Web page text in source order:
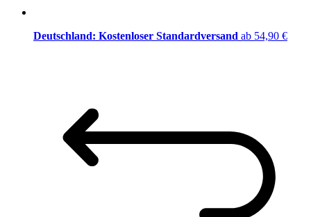
Deutschland: Kostenloser Standardversand ab 54,90 €